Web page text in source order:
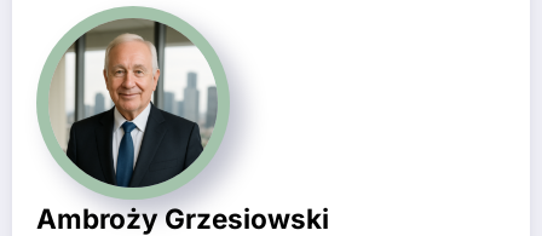
Ambroży Grzesiowski